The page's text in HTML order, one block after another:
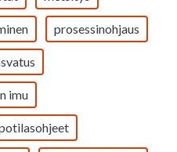
prosessinohjaus
imu